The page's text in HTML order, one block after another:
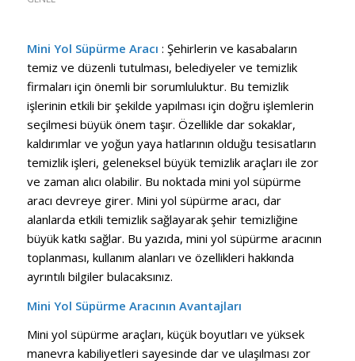
Mini Yol Süpürme Aracı : Şehirlerin ve kasabaların
temiz ve düzenli tutulması, belediyeler ve temizlik
firmaları için önemli bir sorumluluktur. Bu temizlik
işlerinin etkili bir şekilde yapılması için doğru işlemlerin
seçilmesi büyük önem taşır. Özellikle dar sokaklar,
kaldırımlar ve yoğun yaya hatlarının olduğu tesisatların
temizlik işleri, geleneksel büyük temizlik araçları ile zor
ve zaman alıcı olabilir. Bu noktada mini yol süpürme
aracı devreye girer. Mini yol süpürme aracı, dar
alanlarda etkili temizlik sağlayarak şehir temizliğine
büyük katkı sağlar. Bu yazıda, mini yol süpürme aracının
toplanması, kullanım alanları ve özellikleri hakkında
ayrıntılı bilgiler bulacaksınız.
Mini Yol Süpürme Aracının Avantajları
Mini yol süpürme araçları, küçük boyutları ve yüksek
manevra kabiliyetleri sayesinde dar ve ulaşılması zor